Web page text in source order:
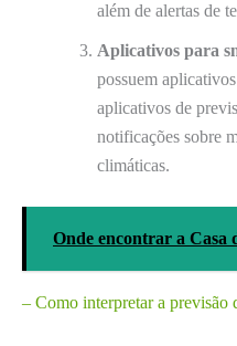
além de alertas de
Aplicativos para
possuem
aplicativos de
notificações sobre
climáticas.
Onde encontrar a Casa
– Como interpretar a previsão